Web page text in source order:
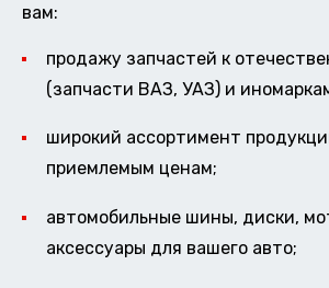
вам:
продажу запчастей к
(запчасти ВАЗ, УАЗ) и
широкий ассортимент
приемлемым ценам;
автомобильные шины, диски,
аксессуары для вашего авто;